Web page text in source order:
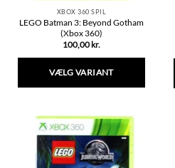
XBOX 360 SPIL
LEGO Batman 3: Beyond Gotham
(Xbox 360)
100,00 kr.
VÆLG VARIANT
har
flere
varianter.
Mulighederne